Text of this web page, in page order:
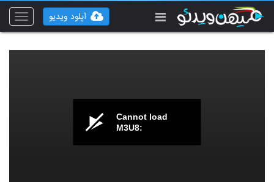
Toggle
آپلود ویدیو
Cannot load
M3U8: